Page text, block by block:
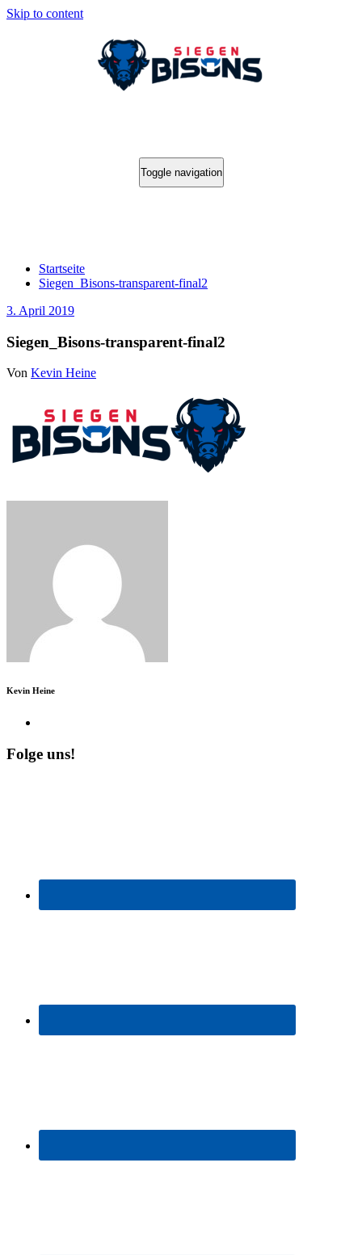
Skip to content
Toggle navigation
Startseite
Siegen_Bisons-transparent-final2
3. April 2019
Siegen_Bisons-transparent-final2
Von Kevin Heine
Kevin Heine
Folge uns!